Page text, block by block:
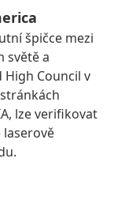
špičce mezi
světě a
Council v
lze verifikovat
laserově